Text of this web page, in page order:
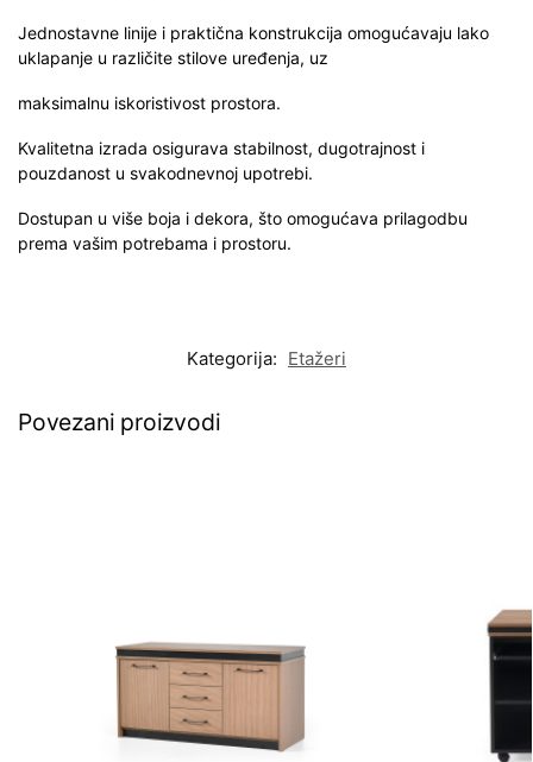
Jednostavne linije i praktična konstrukcija omogućavaju lako
uklapanje u različite stilove uređenja, uz
maksimalnu iskoristivost prostora.
Kvalitetna izrada osigurava stabilnost, dugotrajnost i
pouzdanost u svakodnevnoj upotrebi.
Dostupan u više boja i dekora, što omogućava prilagodbu
prema vašim potrebama i prostoru.
Kategorija: Etažeri
Povezani proizvodi